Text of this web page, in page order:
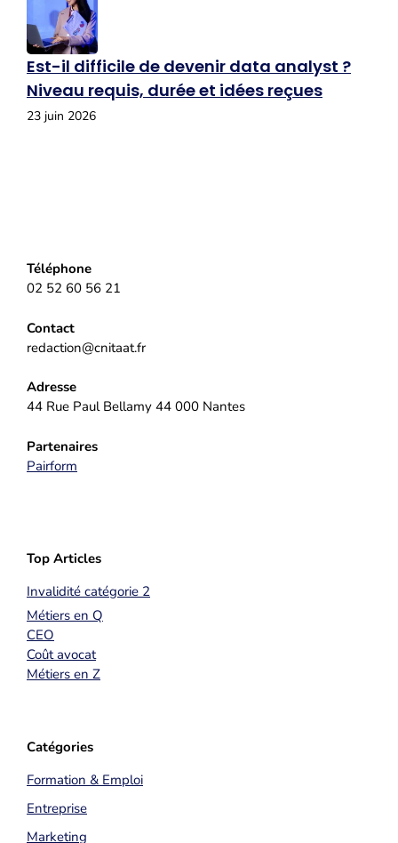
Est-il difficile de devenir data analyst ?
Niveau requis, durée et idées reçues
23 juin 2026
Téléphone
02 52 60 56 21
Contact
redaction@cnitaat.fr
Adresse
44 Rue Paul Bellamy 44 000 Nantes
Partenaires
Pairform
Top Articles
Invalidité catégorie 2
Métiers en Q
CEO
Coût avocat
Métiers en Z
Catégories
Formation & Emploi
Entreprise
Marketing